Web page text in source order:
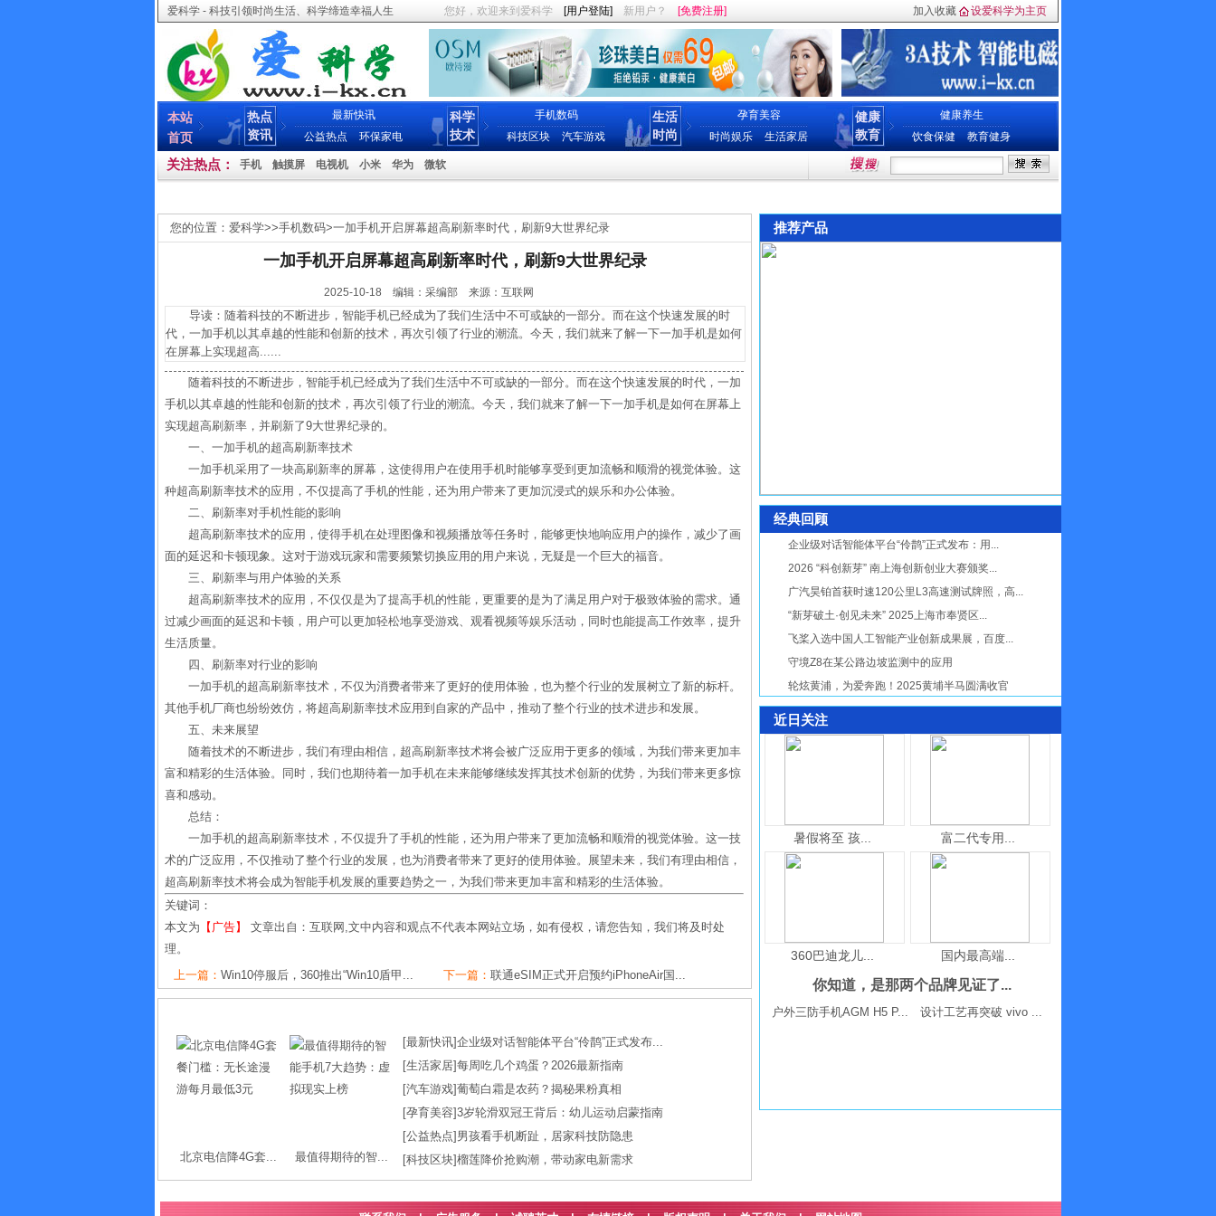
爱科学 - 科技引领时尚生活、科学缔造幸福人生 您好，欢迎来到爱科学 [用户登陆] 新用户？ [免费注册] 加入收藏 设爱科学为主页
本站
首页
热点
资讯
最新快讯
公益热点
环保家电
科学
技术
手机数码
科技区块
汽车游戏
生活
时尚
孕育美容
时尚娱乐
生活家居
健康
教育
健康养生
饮食保健
教育健身
关注热点： 手机 触摸屏 电视机 小米 华为 微软
您的位置： 爱科学>>手机数码>一加手机开启屏幕超高刷新率时代，刷新9大世界纪录
一加手机开启屏幕超高刷新率时代，刷新9大世界纪录
2025-10-18 编辑：采编部 来源：互联网
导读：随着科技的不断进步，智能手机已经成为了我们生活中不可或缺的一部分。而在这个快速发展的时
代，一加手机以其卓越的性能和创新的技术，再次引领了行业的潮流。今天，我们就来了解一下一加手机是如何
在屏幕上实现超高......
随着科技的不断进步，智能手机已经成为了我们生活中不可或缺的一部分。而在这个快速发展的时代，一加
手机以其卓越的性能和创新的技术，再次引领了行业的潮流。今天，我们就来了解一下一加手机是如何在屏幕上
实现超高刷新率，并刷新了9大世界纪录的。
一、一加手机的超高刷新率技术
一加手机采用了一块高刷新率的屏幕，这使得用户在使用手机时能够享受到更加流畅和顺滑的视觉体验。这
种超高刷新率技术的应用，不仅提高了手机的性能，还为用户带来了更加沉浸式的娱乐和办公体验。
二、刷新率对手机性能的影响
超高刷新率技术的应用，使得手机在处理图像和视频播放等任务时，能够更快地响应用户的操作，减少了画
面的延迟和卡顿现象。这对于游戏玩家和需要频繁切换应用的用户来说，无疑是一个巨大的福音。
三、刷新率与用户体验的关系
超高刷新率技术的应用，不仅仅是为了提高手机的性能，更重要的是为了满足用户对于极致体验的需求。通
过减少画面的延迟和卡顿，用户可以更加轻松地享受游戏、观看视频等娱乐活动，同时也能提高工作效率，提升
生活质量。
四、刷新率对行业的影响
一加手机的超高刷新率技术，不仅为消费者带来了更好的使用体验，也为整个行业的发展树立了新的标杆。
其他手机厂商也纷纷效仿，将超高刷新率技术应用到自家的产品中，推动了整个行业的技术进步和发展。
五、未来展望
随着技术的不断进步，我们有理由相信，超高刷新率技术将会被广泛应用于更多的领域，为我们带来更加丰
富和精彩的生活体验。同时，我们也期待着一加手机在未来能够继续发挥其技术创新的优势，为我们带来更多惊
喜和感动。
总结：
一加手机的超高刷新率技术，不仅提升了手机的性能，还为用户带来了更加流畅和顺滑的视觉体验。这一技
术的广泛应用，不仅推动了整个行业的发展，也为消费者带来了更好的使用体验。展望未来，我们有理由相信，
超高刷新率技术将会成为智能手机发展的重要趋势之一，为我们带来更加丰富和精彩的生活体验。
关键词：
本文为 【广告】
文章出自：互联网,文中内容和观点不代表本网站立场，如有侵权，请您告知，我们将及时处
理。
上一篇： Win10停服后，360推出“Win10盾甲... 下一篇： 联通eSIM正式开启预约iPhoneAir国...
北京电信降4G套... 最值得期待的智...
[最新快讯]企业级对话智能体平台“伶鹊”正式发布...
[生活家居]每周吃几个鸡蛋？2026最新指南
[汽车游戏]葡萄白霜是农药？揭秘果粉真相
[孕育美容]3岁轮滑双冠王背后：幼儿运动启蒙指南
[公益热点] 男孩看手机断趾，居家科技防隐患
[科技区块]榴莲降价抢购潮，带动家电新需求
推荐产品
经典回顾
企业级对话智能体平台“伶鹊”正式发布：用...
2026 “科创新芽” 南上海创新创业大赛颁奖...
广汽昊铂首获时速120公里L3高速测试牌照，高...
“新芽破土·创见未来” 2025上海市奉贤区...
飞桨入选中国人工智能产业创新成果展，百度...
守境Z8在某公路边坡监测中的应用
轮炫黄浦，为爱奔跑！2025黄埔半马圆满收官
近日关注
暑假将至 孩... 富二代专用...
360巴迪龙儿... 国内最高端...
你知道，是那两个品牌见证了...
户外三防手机AGM H5 P... 设计工艺再突破 vivo ...